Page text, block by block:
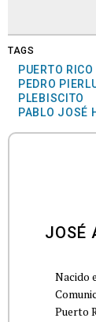
TAGS
PUERTO RICO
PEDRO
PLEBISCITO
PABLO JOSÉ
JOSÉ
Nacido
Puerto